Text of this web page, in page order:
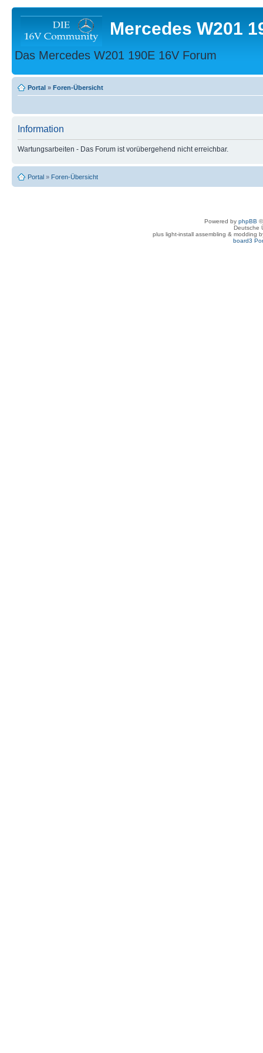
Mercedes W201
Das Mercedes W201 190E 16V Forum
Portal » Foren-Übersicht
Information
Wartungsarbeiten - Das Forum ist vorübergehend nicht erreichbar.
Portal » Foren-Übersicht
Powered by phpBB
Deutsche
plus light-install assembling & modding
board3